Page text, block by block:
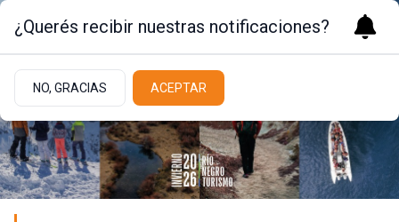
¿Querés recibir nuestras notificaciones?
NO, GRACIAS ACEPTAR